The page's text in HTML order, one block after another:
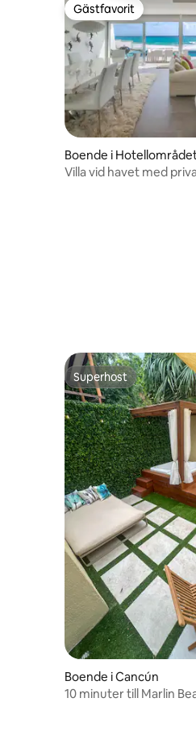
Gästfavorit
Gästfavorit
Boende i
Villa vid havet med
Superhost
Superhost
Boende i Cancún
10 minuter till Marlin